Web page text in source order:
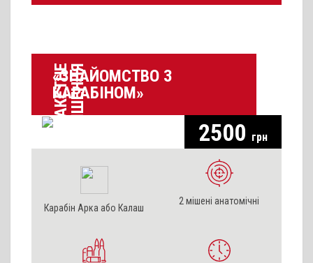
«ЗНАЙОМСТВО З
КАРАБІНОМ»
П
А
К
Е
Т
Н
Е
Р
І
Ш
Е
Н
НЯ
2500 грн
Карабін Арка або Калаш
2 мішені анатомічні